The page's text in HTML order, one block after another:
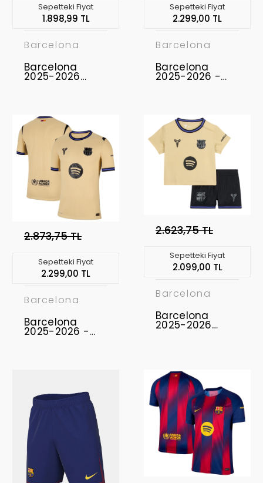
Sepetteki Fiyat
1.898,99 TL
Barcelona
Barcelona
2025-2026
Sepetteki Fiyat
2.299,00 TL
Barcelona
Barcelona
2025-2026 -
2.873,75 TL
Sepetteki Fiyat
2.299,00 TL
Barcelona
Barcelona
2025-2026 -
2.623,75 TL
Sepetteki Fiyat
2.099,00 TL
Barcelona
Barcelona
2025-2026